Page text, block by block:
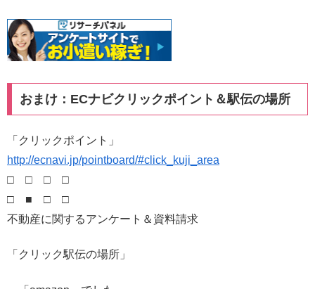
おまけ：ECナビクリックポイント＆駅伝の場所
「クリックポイント」
http://ecnavi.jp/pointboard/#click_kuji_area
□ □ □ □
□ ■ □ □
不動産に関するアンケート＆資料請求
「クリック駅伝の場所」